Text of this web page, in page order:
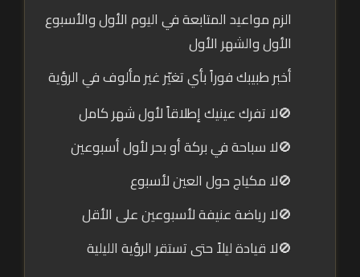
الزم مواعيد المتابعة في اليوم الأول والأسبوع
الأول والشهر الأول
أخبر طبيبك فوراً بأي تغيّر غير مألوف في الرؤية
لا تفرك عينيك إطلاقاً لأول شهر كامل
لا سباحة في بركة أو بحر لأول أسبوعين
لا مكياج حول العين لأسبوع
لا رياضة عنيفة لأسبوعين على الأقل
لا قيادة ليلاً حتى تستقر الرؤية الليلية